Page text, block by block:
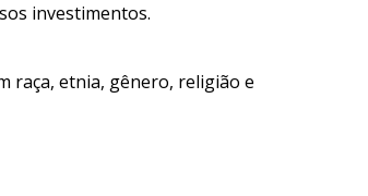
investimentos.
raça, etnia, gênero, religião e